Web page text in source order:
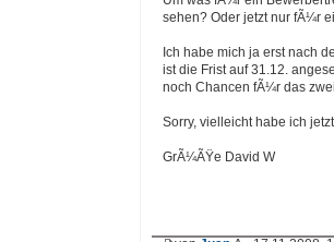
sehen? Oder jetzt nur fÃ¼r
Ich habe mich ja erst nach
ist die Frist auf 31.12.
noch Chancen fÃ¼r das
Sorry, vielleicht habe ich
GrÃ¼ÃŸe David W